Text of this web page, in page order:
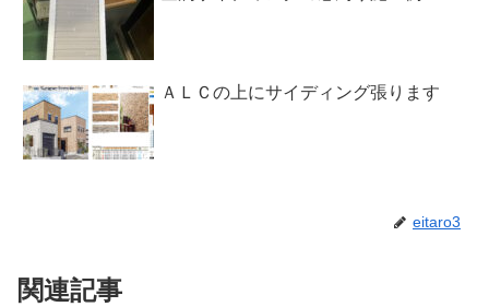
ＡＬＣの上にサイディング張ります
eitaro3
関連記事